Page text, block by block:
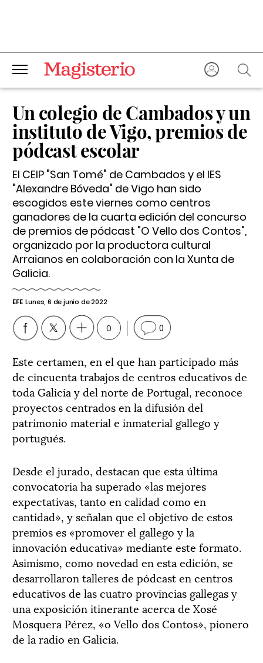
Un colegio de Cambados y un
instituto de Vigo, premios de
pódcast escolar
El CEIP "San Tomé" de Cambados y el IES
"Alexandre Bóveda" de Vigo han sido
escogidos este viernes como centros
ganadores de la cuarta edición del concurso
de premios de pódcast "O Vello dos Contos",
organizado por la productora cultural
Arraianos en colaboración con la Xunta de
Galicia.
EFE Lunes, 6 de junio de 2022
0 0
Este certamen, en el que han participado más
de cincuenta trabajos de centros educativos de
toda Galicia y del norte de Portugal, reconoce
proyectos centrados en la difusión del
patrimonio material e inmaterial gallego y
portugués.
Desde el jurado, destacan que esta última
convocatoria ha superado «las mejores
expectativas, tanto en calidad como en
cantidad», y señalan que el objetivo de estos
premios es «promover el gallego y la
innovación educativa» mediante este formato.
Asimismo, como novedad en esta edición, se
desarrollaron talleres de pódcast en centros
educativos de las cuatro provincias gallegas y
una exposición itinerante acerca de Xosé
Mosquera Pérez, «o Vello dos Contos», pionero
de la radio en Galicia.